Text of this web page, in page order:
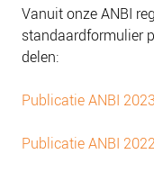
Vanuit onze ANBI
standaardformulier
delen:
Publicatie ANBI 2023
Publicatie ANBI